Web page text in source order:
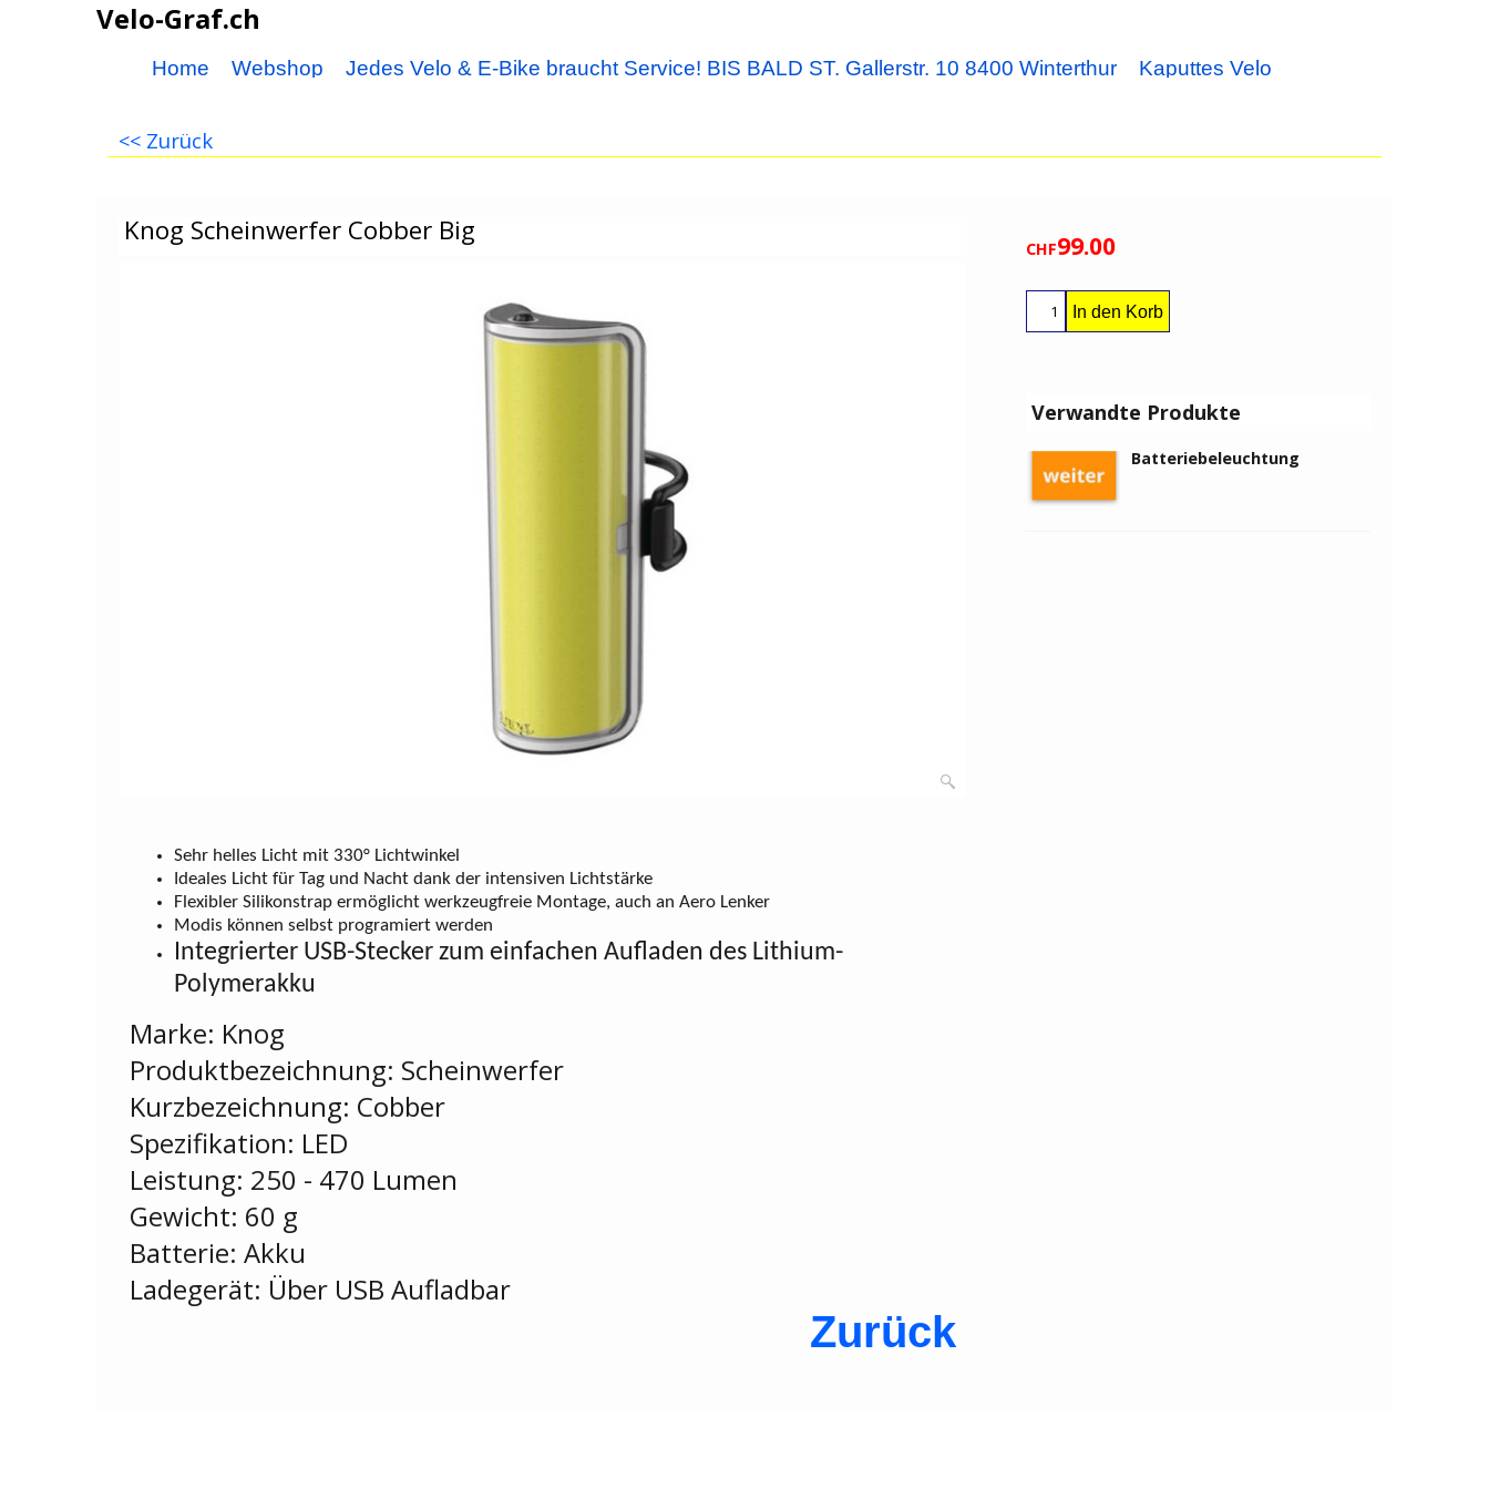
Velo-Graf.ch
Home Webshop Jedes Velo & E-Bike braucht Service! BIS BALD ST. Gallerstr. 10 8400 Winterthur Kaputtes Velo
<< Zurück
Knog Scheinwerfer Cobber Big
Sehr helles Licht mit 330° Lichtwinkel
Ideales Licht für Tag und Nacht dank der intensiven Lichtstärke
Flexibler Silikonstrap ermöglicht werkzeugfreie Montage, auch an Aero Lenker
Modis können selbst programiert werden
Integrierter USB-Stecker zum einfachen Aufladen des Lithium-
Polymerakku
Marke: Knog
Produktbezeichnung: Scheinwerfer
Kurzbezeichnung: Cobber
Spezifikation: LED
Leistung: 250 - 470 Lumen
Gewicht: 60 g
Batterie: Akku
Ladegerät: Über USB Aufladbar
Zurück
CHF99.00
In den Korb
Verwandte Produkte
Batteriebeleuchtung